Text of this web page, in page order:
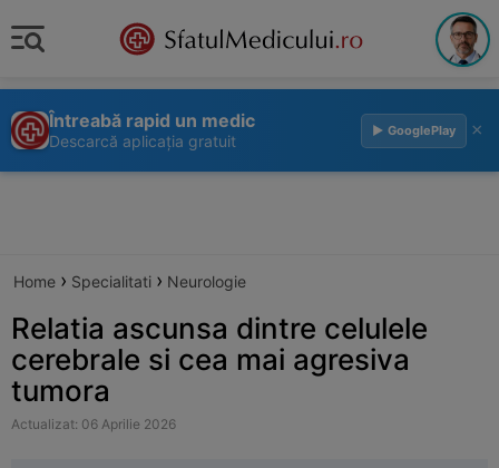
Întreabă rapid un medic
Descarcă aplicația gratuit
▶ GooglePlay ×
Home › Specialitati › Neurologie
Relatia ascunsa dintre celulele
cerebrale si cea mai agresiva
tumora
Actualizat: 06 Aprilie 2026